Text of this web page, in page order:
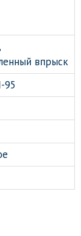
впрыск
95